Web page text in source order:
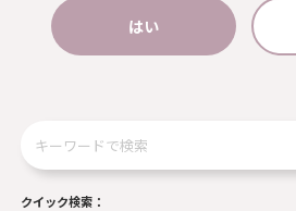
はい
クイック検索